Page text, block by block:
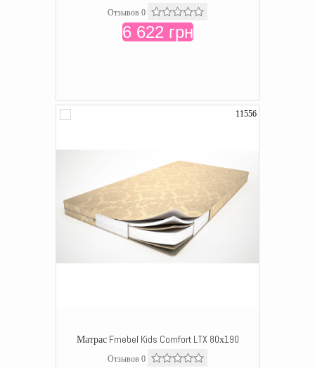
Отзывов 0
6 622 грн
11556
Матрас Fmebel Kids Comfort LTX 80х190
Отзывов 0